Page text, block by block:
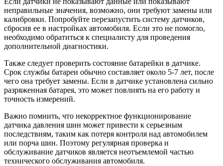
неправильные значения, возможно, они требуют замены или
калибровки. Попробуйте перезапустить систему датчиков,
сбросив ее в настройках автомобиля. Если это не помогло,
необходимо обратиться к специалисту для проведения
дополнительной диагностики.
Также следует проверить состояние батарейки в датчике.
Срок службы батареи обычно составляет около 5-7 лет, после
чего она требует замены. Если в датчике установлена сильно
разряженная батарея, это может повлиять на его работу и
точность измерений.
Важно помнить, что некорректное функционирование
датчика давления шин может привести к серьезным
последствиям, таким как потеря контроля над автомобилем
или порча шин. Поэтому регулярная проверка и
обслуживание датчиков является неотъемлемой частью
технического обслуживания автомобиля.